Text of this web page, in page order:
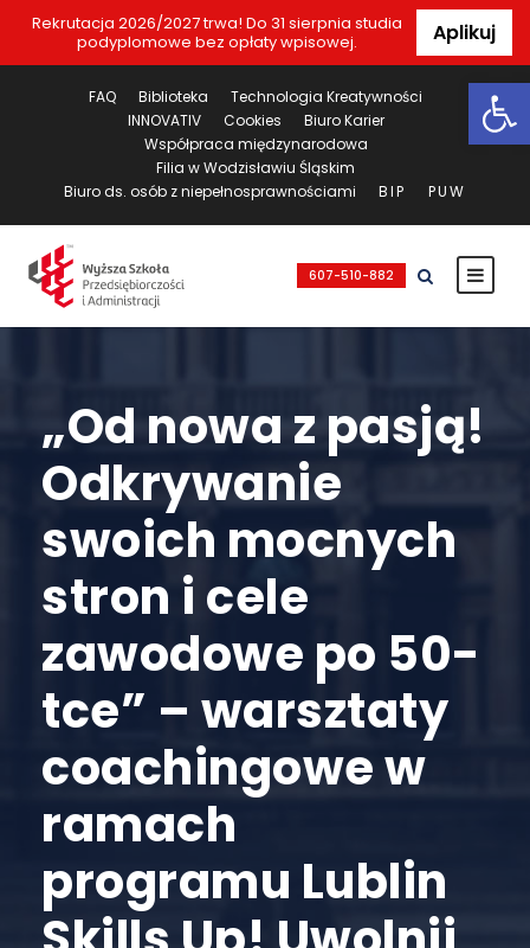
Rekrutacja 2026/2027 trwa! Do 31 sierpnia studia
podyplomowe bez opłaty wpisowej.
Aplikuj
FAQ Biblioteka
Technologia Kreatywności
INNOVATIV
Cookies
Biuro Karier
Współpraca międzynarodowa
Filia w Wodzisławiu Śląskim
Biuro ds. osób z niepełnosprawnościami
BIP PUW
607-510-882
„Od nowa z pasją!
Odkrywanie
swoich mocnych
stron i cele
zawodowe po 50-
tce” – warsztaty
coachingowe w
ramach
programu Lublin